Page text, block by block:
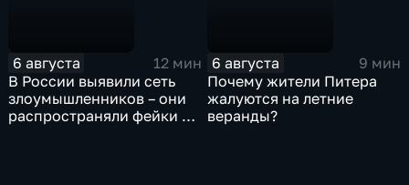
6 августа
12 мин
В России выявили сеть
злоумышленников – они
распространяли фейки и
6 августа
9 мин
Почему жители Питера
жалуются на летние
веранды?